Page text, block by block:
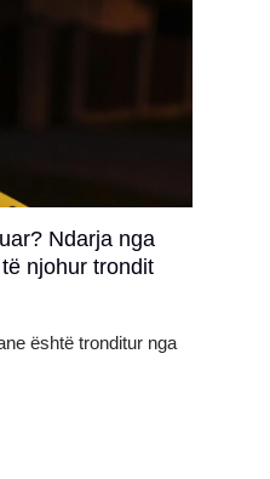
Ndarja nga
njohur trondit
është tronditur nga